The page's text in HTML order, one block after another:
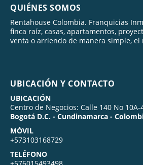
QUIÉNES SOMOS
Rentahouse Colombia. Franquicias
finca raíz, casas, apartamentos,
venta o arriendo de manera simple, el
UBICACIÓN Y CONTACTO
UBICACIÓN
Centro de Negocios: Calle 140 No
Bogotá D.C. - Cundinamarca -
MÓVIL
+573103168729
TELÉFONO